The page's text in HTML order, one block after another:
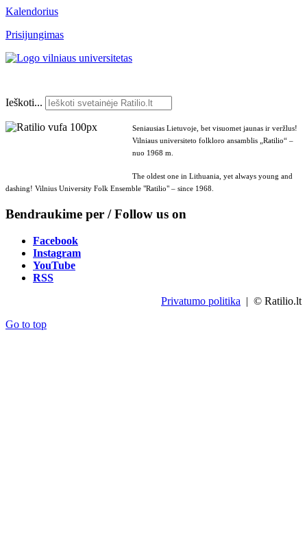
Kalendorius
Prisijungimas
Ieškoti...
Seniausias Lietuvoje, bet visuomet jaunas ir veržlus!
Vilniaus universiteto folkloro ansamblis „Ratilio“ –
nuo 1968 m.
The oldest one in Lithuania, yet always young and
dashing! Vilnius University Folk Ensemble "Ratilio" – since 1968.
Bendraukime per / Follow us on
Facebook
Instagram
YouTube
RSS
Privatumo politika | © Ratilio.lt
Go to top